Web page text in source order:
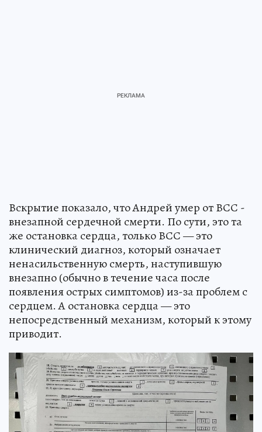
Вскрытие показало, что Андрей умер от ВСС -
внезапной сердечной смерти. По сути, это та
же остановка сердца, только ВСС — это
клинический диагноз, который означает
ненасильственную смерть, наступившую
внезапно (обычно в течение часа после
появления острых симптомов) из-за проблем с
сердцем. А остановка сердца — это
непосредственный механизм, который к этому
приводит.